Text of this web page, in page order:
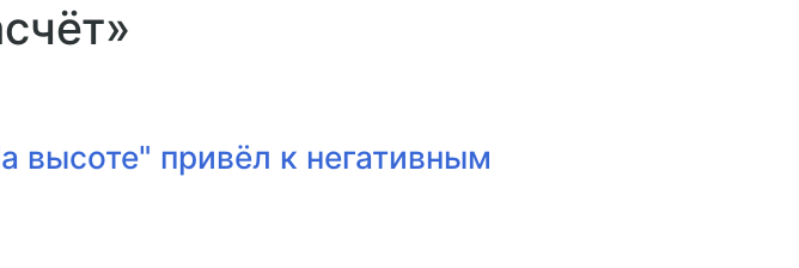
высоте" привёл к негативным